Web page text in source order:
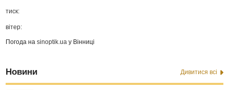
тиск:
вітер:
Погода наsinoptik.ua у Вінниці
Новини Дивитися всі